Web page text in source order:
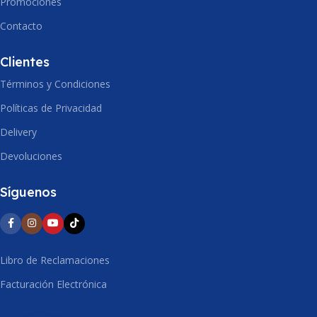
ALTO
Contacto
Clientes
Términos y Condiciones
Políticas de Privacidad
Delivery
Devoluciones
Síguenos
Libro de Reclamaciones
Facturación Electrónica